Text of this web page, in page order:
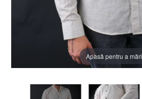
Apasă pentru a mări